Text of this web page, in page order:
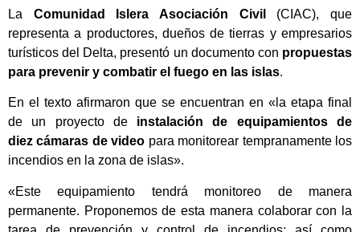
La Comunidad Islera Asociación Civil
(CIAC), que
representa a productores, dueños de tierras y empresarios
turísticos del Delta, presentó un documento con propuestas
para prevenir y combatir el fuego en las islas.
En el texto afirmaron que se encuentran en «la etapa final
de un proyecto deinstalación de equipamientos de
diez cámaras de video para monitorear tempranamente los
incendios en la zona de islas».
«Este equipamiento tendrá monitoreo de manera
permanente. Proponemos de esta manera colaborar con la